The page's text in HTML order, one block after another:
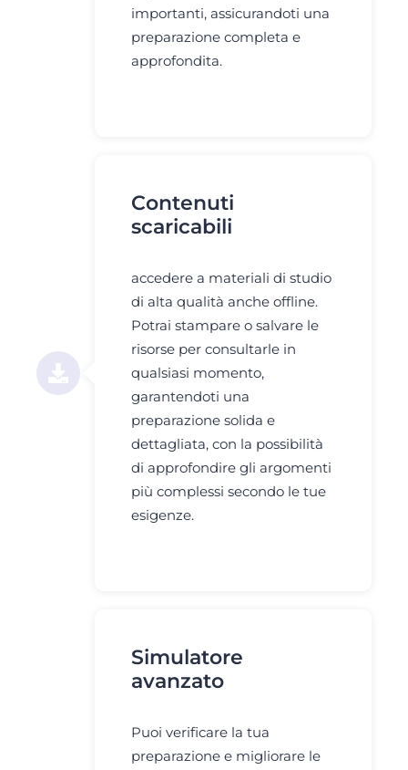
importanti, assicurandoti una
preparazione completa e
approfondita.
Contenuti
scaricabili
accedere a materiali di studio
di alta qualità anche offline.
Potrai stampare o salvare le
risorse per consultarle in
qualsiasi momento,
garantendoti una
preparazione solida e
dettagliata, con la possibilità
di approfondire gli argomenti
più complessi secondo le tue
esigenze.
Simulatore
avanzato
Puoi verificare la tua
preparazione e migliorare le